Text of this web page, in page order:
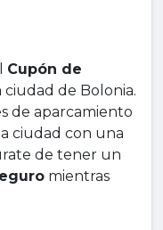
Cupón de
ciudad de Bolonia.
de aparcamiento
ciudad con una
de tener un
mientras